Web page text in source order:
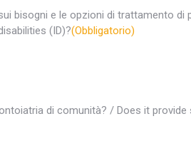
bisogni e le opzioni di trattamento
(ID)?(Obbligatorio)
di comunità? / Does it